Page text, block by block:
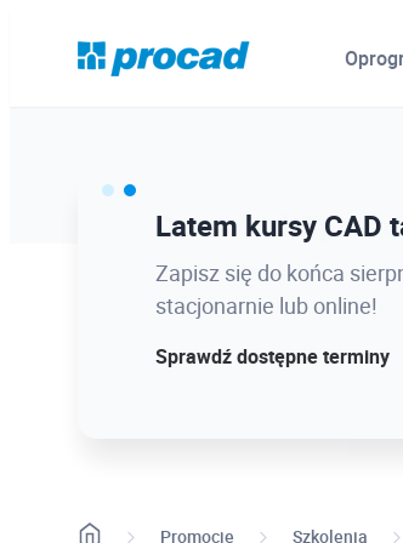
Ostatnie dni
12.08 o 12:08 zamykamy
dołącz w najlepszej cenie!
Sprawdź szczegóły!
Latem kursy CAD
Zapisz się do końca
stacjonarnie lub online!
Sprawdź dostępne terminy
Promocje Szkolenia